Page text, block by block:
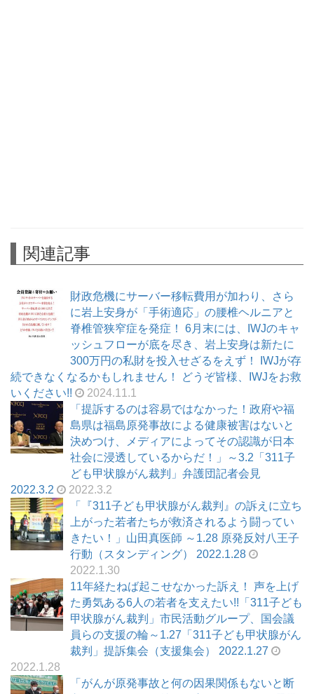
関連記事
財政危機にサーバー移転費用が加わり、さら
に岩上安身が「手術適応」の腰椎ヘルニアと
脊椎管狭窄症を発症！ 6月末には、IWJのキャ
ッシュフローが底を尽き、岩上安身は新たに
300万円の私財を投入せざるをえず！ IWJが存
続できなくなるかもしれません！ どうぞ皆様、IWJをお救
いください!!
2024.11.1
「提訴するのは容易ではなかった！政府や福
島県は福島原発事故による健康被害はないと
決めつけ、メディアによってその認識が日本
社会に浸透しているからだ！」～3.2「311子
ども甲状腺がん裁判」弁護団記者会見
2022.3.2
2022.3.2
「『311子ども甲状腺がん裁判』の訴えに立ち
上がった若者たちが救済されるよう闘ってい
きたい！」山田真医師 ～1.28 原発反対八王子
行動（スタンディング） 2022.1.28
2022.1.30
11年経たねば起こせなかった訴え！ 声を上げ
た勇気ある6人の若者を支えたい!!「311子ども
甲状腺がん裁判」市民活動グループ、国会議
員らの支援の輪～1.27「311子ども甲状腺がん
裁判」提訴集会（支援集会） 2022.1.27
2022.1.28
「がんが原発事故と何の因果関係もないと断